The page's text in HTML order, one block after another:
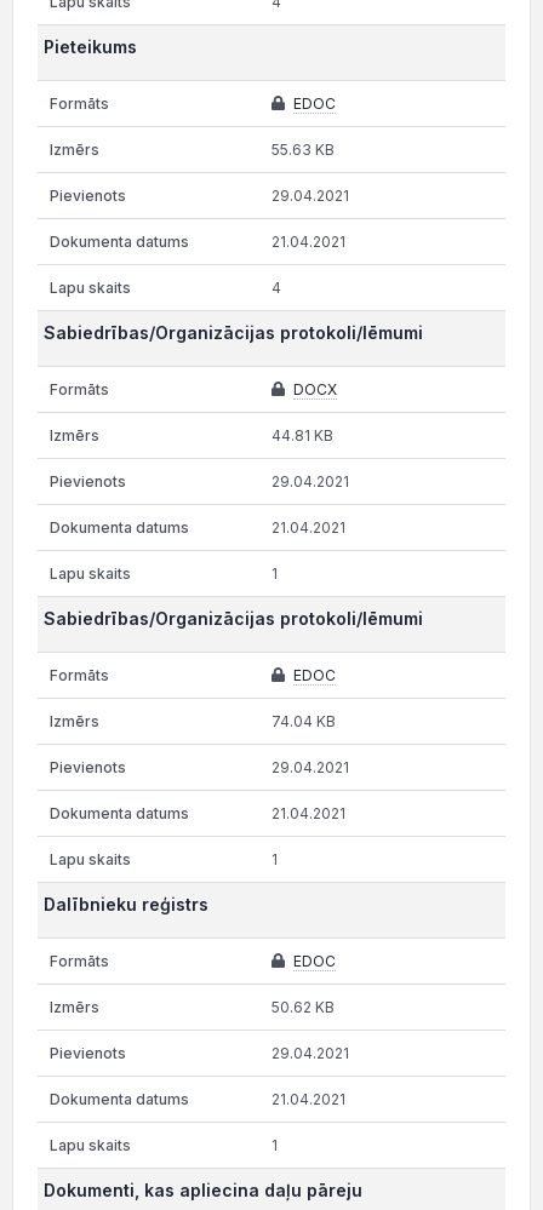
Pieteikums
EDOC
55.63 KB
29.04.2021
21.04.2021
4
Sabiedrības/Organizācijas protokoli/lēmumi
DOCX
44.81 KB
29.04.2021
21.04.2021
1
Sabiedrības/Organizācijas protokoli/lēmumi
EDOC
74.04 KB
29.04.2021
21.04.2021
1
Dalībnieku reģistrs
EDOC
50.62 KB
29.04.2021
21.04.2021
1
Dokumenti, kas apliecina daļu pāreju